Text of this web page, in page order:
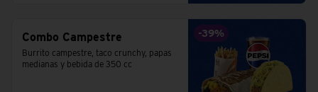
-39%
Combo Campestre
Burrito campestre, taco crunchy, papas
medianas y bebida de 350 cc